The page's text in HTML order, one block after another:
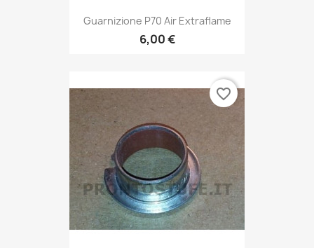
Guarnizione P70 Air Extraflame
6,00 €
favorite_border